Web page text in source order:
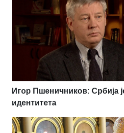
Игор Пшеничников: Србија
идентитета